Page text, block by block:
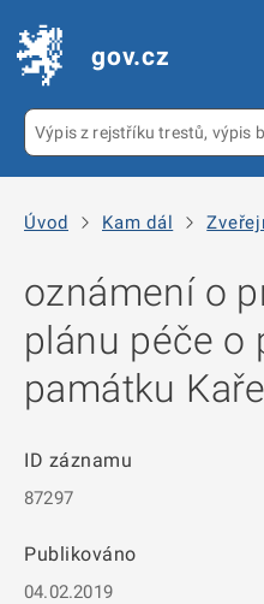
gov.cz
Úvod Kam dál
oznámení o
plánu péče o
památku
ID záznamu
87297
Publikováno
04.02.2019